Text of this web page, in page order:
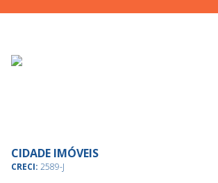
CIDADE IMÓVEIS
CRECI: 2589-J